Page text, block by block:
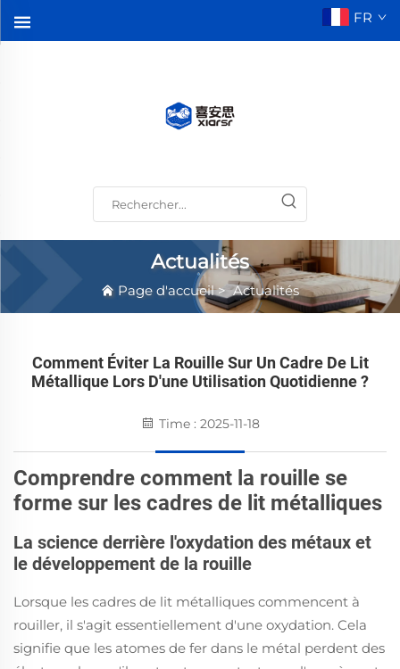
FR
Actualités
Page d'accueil>Actualités
Comment Éviter La Rouille Sur Un Cadre De Lit
Métallique Lors D'une Utilisation Quotidienne ?
Time : 2025-11-18
Comprendre comment la rouille se
forme sur les cadres de lit métalliques
La science derrière l'oxydation des métaux et
le développement de la rouille
Lorsque les cadres de lit métalliques commencent à
rouiller, il s'agit essentiellement d'une oxydation. Cela
signifie que les atomes de fer dans le métal perdent des